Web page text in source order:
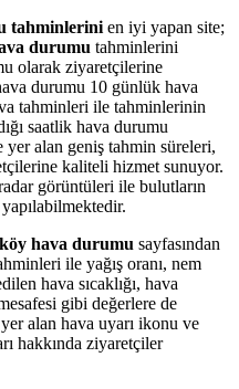
tahminlerini en iyi yapan site;
durumu tahminlerini
olarak ziyaretçilerine
durumu 10 günlük hava
tahminleri ile tahminlerinin
saatlik hava durumu
alan geniş tahmin süreleri,
kaliteli hizmet sunuyor.
görüntüleri ile bulutların
hava durumu sayfasından
ile yağış oranı, nem
hava sıcaklığı, hava
gibi değerlere de
alan hava uyarı ikonu ve
hakkında ziyaretçiler